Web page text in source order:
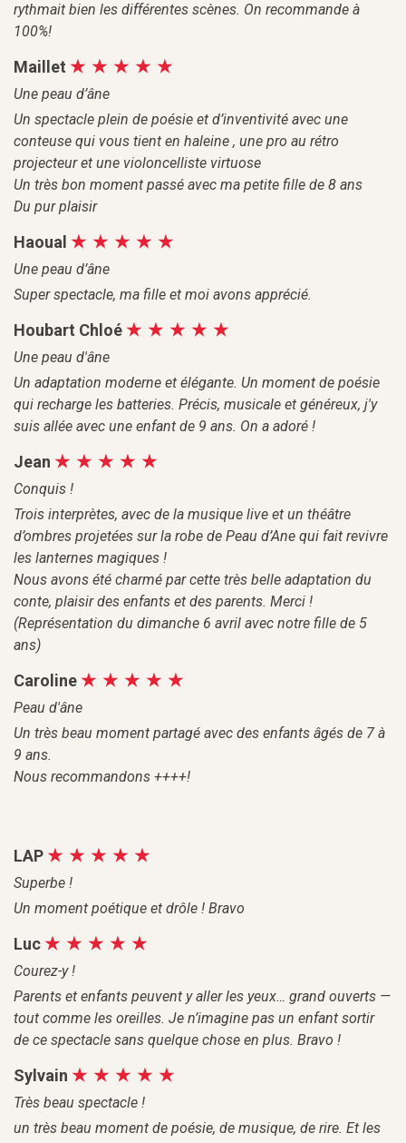
rythmait bien les différentes scènes. On recommande à
100%!
Maillet
Une peau d’âne
Un spectacle plein de poésie et d’inventivité avec une
conteuse qui vous tient en haleine , une pro au rétro
projecteur et une violoncelliste virtuose
Un très bon moment passé avec ma petite fille de 8 ans
Du pur plaisir
Haoual
Une peau d’âne
Super spectacle, ma fille et moi avons apprécié.
Houbart Chloé
Une peau d'âne
Un adaptation moderne et élégante. Un moment de poésie
qui recharge les batteries. Précis, musicale et généreux, j'y
suis allée avec une enfant de 9 ans. On a adoré !
Jean
Conquis !
Trois interprètes, avec de la musique live et un théâtre
d’ombres projetées sur la robe de Peau d’Ane qui fait revivre
les lanternes magiques !
Nous avons été charmé par cette très belle adaptation du
conte, plaisir des enfants et des parents. Merci !
(Représentation du dimanche 6 avril avec notre fille de 5
ans)
Caroline
Peau d'âne
Un très beau moment partagé avec des enfants âgés de 7 à
9 ans.
Nous recommandons ++++!
LAP
Superbe !
Un moment poétique et drôle ! Bravo
Luc
Courez-y !
Parents et enfants peuvent y aller les yeux… grand ouverts —
tout comme les oreilles. Je n’imagine pas un enfant sortir
de ce spectacle sans quelque chose en plus. Bravo !
Sylvain
Très beau spectacle !
un très beau moment de poésie, de musique, de rire. Et les